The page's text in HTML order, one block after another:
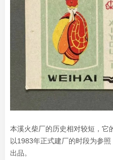
本溪火柴厂的历史相对较短，它
以1983年正式建厂的时段为参照
出品。